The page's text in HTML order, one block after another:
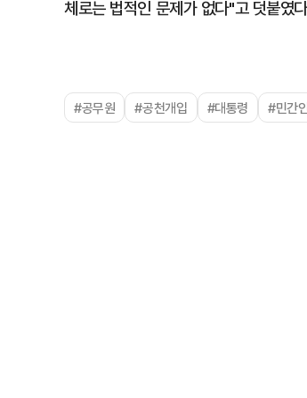
체로는 법적인 문제가 없다"고 덧붙였
#공무원 #공천개입 #대통령 #민간